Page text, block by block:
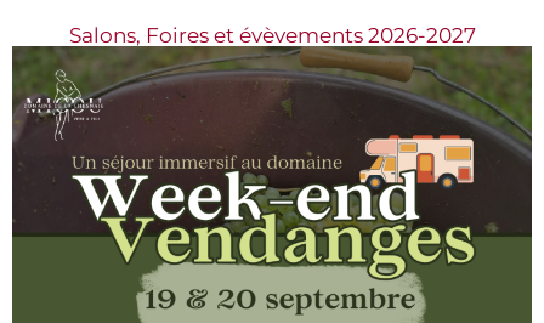
Salons, Foires et évèvements 2026-2027